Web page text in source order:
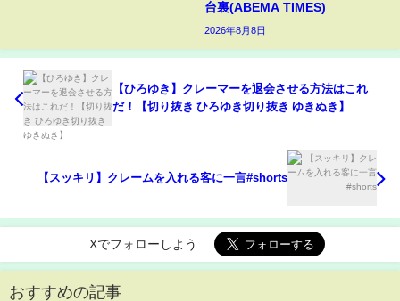
台裏(ABEMA TIMES)
2026年8月8日
【ひろゆき】クレーマーを退会させる方法はこれ
だ！【切り抜き ひろゆき切り抜き ゆきぬき】
【スッキリ】クレームを入れる客に一言#shorts
Xでフォローしよう
おすすめの記事